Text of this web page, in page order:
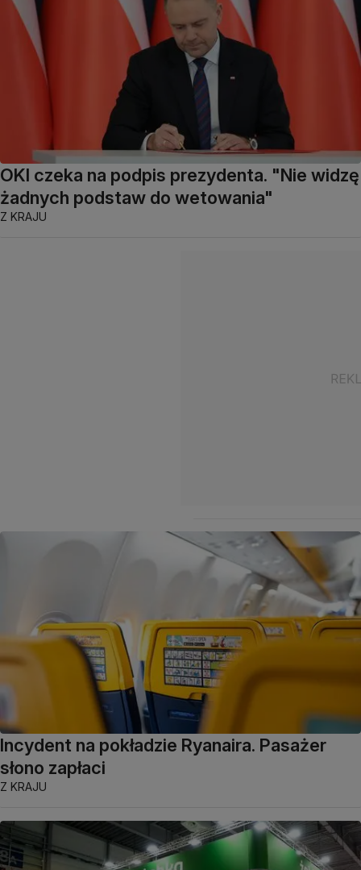
OKI czeka na podpis prezydenta. "Nie widzę
żadnych podstaw do wetowania"
Z KRAJU
Incydent na pokładzie Ryanaira. Pasażer
słono zapłaci
Z KRAJU